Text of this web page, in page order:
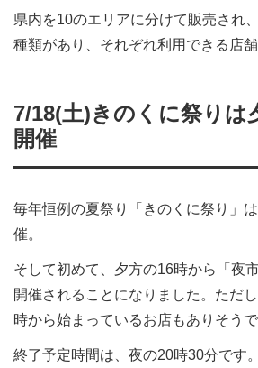
県内を10のエリアに分けて販売され
種類があり、それぞれ利用できる店舗
7/18(土)きのくに祭りは
開催
毎年恒例の夏祭り「きのくに祭り」
催。
そして初めて、夕方の16時から「夜
開催されることになりました。ただ
時から始まっているお店もありそうで
終了予定時間は、夜の20時30分です。